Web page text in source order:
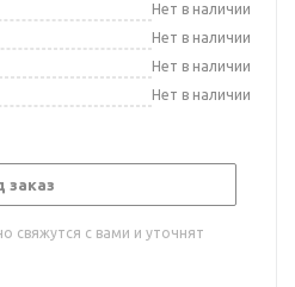
Нет в наличии
Нет в наличии
Нет в наличии
Нет в наличии
заказ
свяжутся с вами и уточнят